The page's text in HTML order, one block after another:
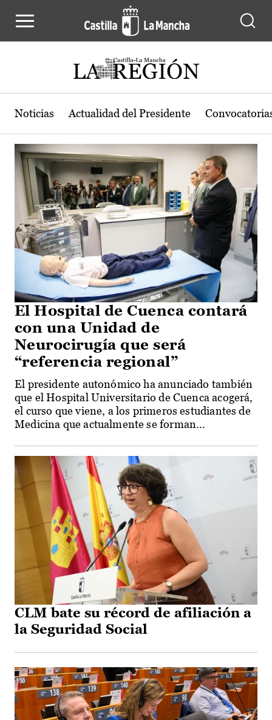
Actualidad de la región de Castilla-
Noticias Actualidad del Presidente
El Hospital de Cuenca contará
con una Unidad de
Neurocirugía que será
“referencia regional”
El presidente autonómico ha anunciado también
que el Hospital Universitario de Cuenca acogerá,
el curso que viene, a los primeros estudiantes de
Medicina que actualmente se forman...
CLM bate su récord de afiliación a
la Seguridad Social